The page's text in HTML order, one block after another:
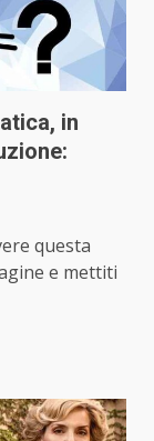
in
questa
e mettiti